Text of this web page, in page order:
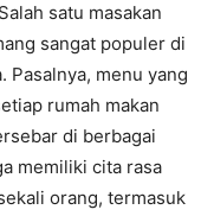
satu masakan
sangat populer di
Pasalnya, menu yang
rumah makan
di berbagai
memiliki cita rasa
orang, termasuk